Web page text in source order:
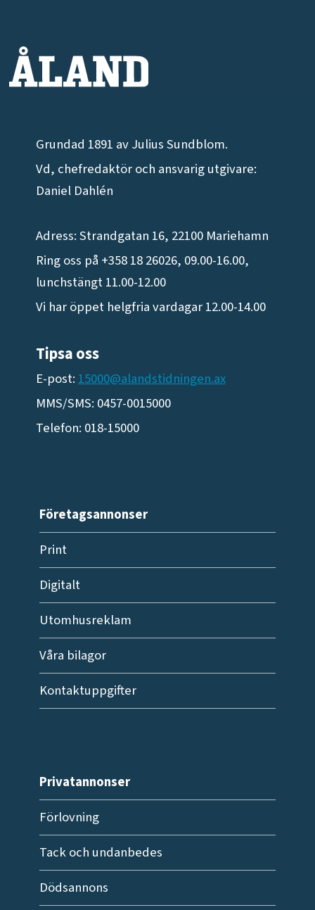
Grundad 1891 av Julius Sundblom.
Vd, chefredaktör och ansvarig utgivare:
Daniel Dahlén
Adress: Strandgatan 16, 22100 Mariehamn
Ring oss på +358 18 26026, 09.00-16.00,
lunchstängt 11.00-12.00
Vi har öppet helgfria vardagar 12.00-14.00
Tipsa oss
E-post:15000@alandstidningen.ax
MMS/SMS: 0457-0015000
Telefon: 018-15000
Företagsannonser
Print
Digitalt
Utomhusreklam
Våra bilagor
Kontaktuppgifter
Privatannonser
Förlovning
Tack och undanbedes
Dödsannons